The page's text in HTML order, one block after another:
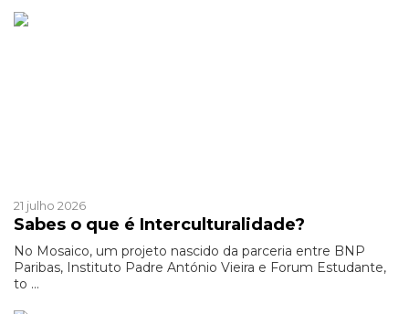
21 julho 2026
Sabes o que é Interculturalidade?
No Mosaico, um projeto nascido da parceria entre BNP
Paribas, Instituto Padre António Vieira e Forum Estudante,
to ...